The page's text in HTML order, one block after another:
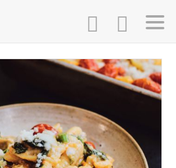
INLOGGEN
AANMELDEN
HOME
RECEPTEN
WEEKMENU'S